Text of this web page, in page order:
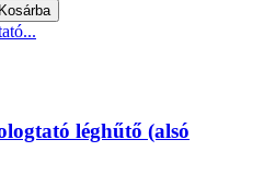
Kosárba
léghűtő (alsó